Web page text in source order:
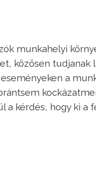
munkahelyi
közösen tudjanak
a
kérdés, hogy ki a